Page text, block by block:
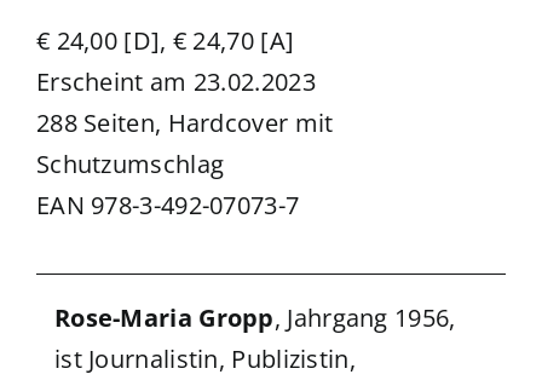
€ 24,00 [D], € 24,70 [A]
Erscheint am 23.02.2023
288 Seiten, Hardcover mit
Schutzumschlag
EAN 978-3-492-07073-7
Rose-Maria Gropp, Jahrgang 1956,
ist Journalistin, Publizistin,